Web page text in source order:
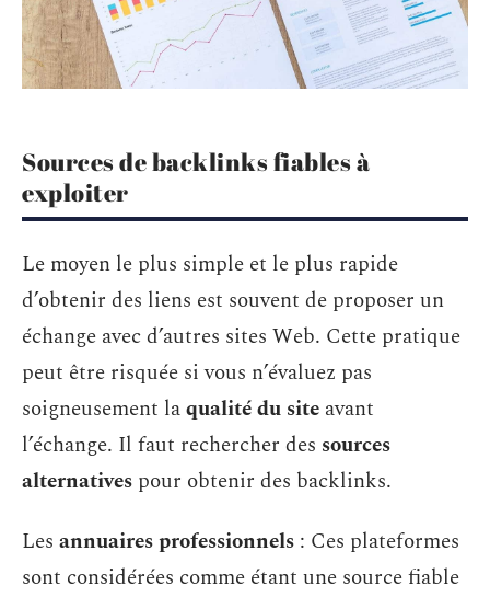
Sources de backlinks fiables à
exploiter
Le moyen le plus simple et le plus rapide
d’obtenir des liens est souvent de proposer un
échange avec d’autres sites Web. Cette pratique
peut être risquée si vous n’évaluez pas
soigneusement laqualité du site avant
l’échange. Il faut rechercher des sources
alternatives pour obtenir des backlinks.
Les annuaires professionnels : Ces plateformes
sont considérées comme étant une source fiable